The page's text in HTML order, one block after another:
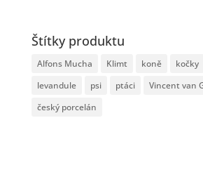
Štítky produktu
Alfons Mucha Klimt koně kočky
levandule
psi ptáci Vincent van
český porcelán